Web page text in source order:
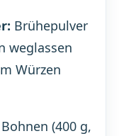
Brühepulver
weglassen
Würzen
(400 g,